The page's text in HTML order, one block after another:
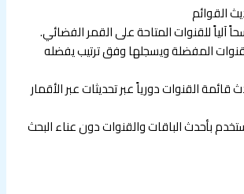
القوائم
آلياً للقنوات المتاحة على القمر الفضائي.
المفضلة ويسجلها وفق ترتيب يفضله
القنوات دورياً عبر تحديثات عبر الأقمار
بأحدث الباقات والقنوات دون عناء البحث